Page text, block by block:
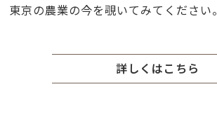
東京の農業の今を覗いてみてください。
詳しくはこちら